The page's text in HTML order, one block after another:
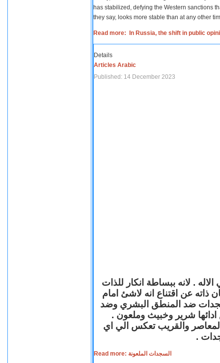
has stabilized, defying the Western sanctions
they say, looks more stable than at any other
Read more: In Russia, the shift in public
Details
Articles Arabic
Published: 14 December 2023
. لانه ببساطة انكار للذات
ذاته عن اقتناع انه لاشئ امام
ضد المنطق البشري وضد
ادائها شرير وخبيث وملعون .
المعاصر والقريب تعكس الي اي
.
Read more: السجدات الملعونة